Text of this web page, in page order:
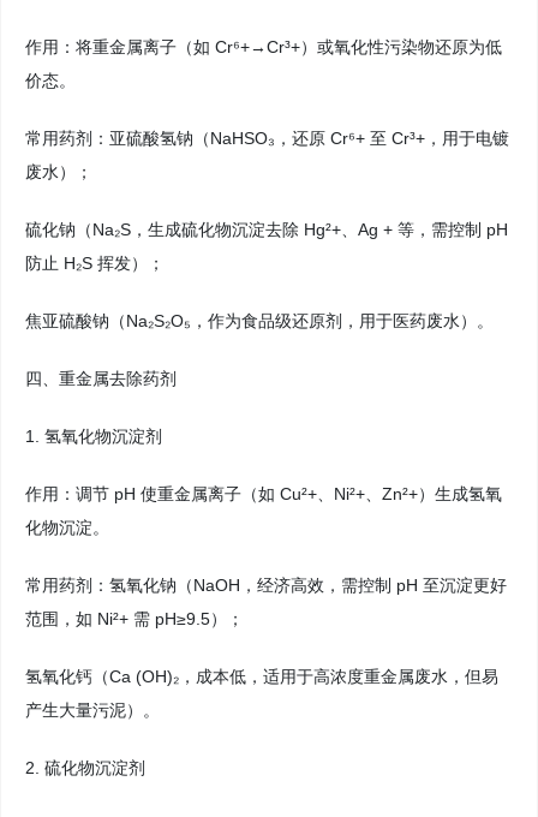
作用：将重金属离子（如 Cr⁶+→Cr³+）或氧化性污染物还原为低
价态。
常用药剂：亚硫酸氢钠（NaHSO₃，还原 Cr⁶+ 至 Cr³+，用于电镀
废水）；
硫化钠（Na₂S，生成硫化物沉淀去除 Hg²+、Ag + 等，需控制 pH
防止 H₂S 挥发）；
焦亚硫酸钠（Na₂S₂O₅，作为食品级还原剂，用于医药废水）。
四、重金属去除药剂
1. 氢氧化物沉淀剂
作用：调节 pH 使重金属离子（如 Cu²+、Ni²+、Zn²+）生成氢氧
化物沉淀。
常用药剂：氢氧化钠（NaOH，经济高效，需控制 pH 至沉淀更好
范围，如 Ni²+ 需 pH≥9.5）；
氢氧化钙（Ca (OH)₂，成本低，适用于高浓度重金属废水，但易
产生大量污泥）。
2. 硫化物沉淀剂